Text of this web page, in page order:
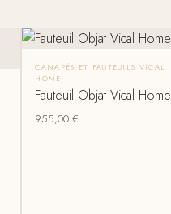
CANAPÉS ET FAUTEUILS VICAL
HOME
Fauteuil Objat Vical Home
955,00€